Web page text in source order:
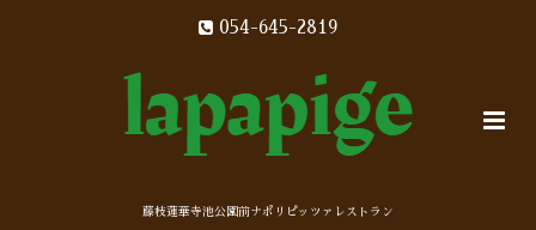
054-645-2819
藤枝蓮華寺池公園前ナポリピッツァレストラン